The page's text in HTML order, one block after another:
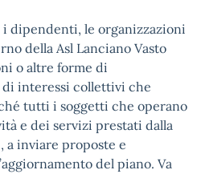
i dipendenti, le organizzazioni
della Asl Lanciano Vasto
o altre forme di
interessi collettivi che
tutti i soggetti che operano
e dei servizi prestati dalla
a inviare proposte e
del piano. Va